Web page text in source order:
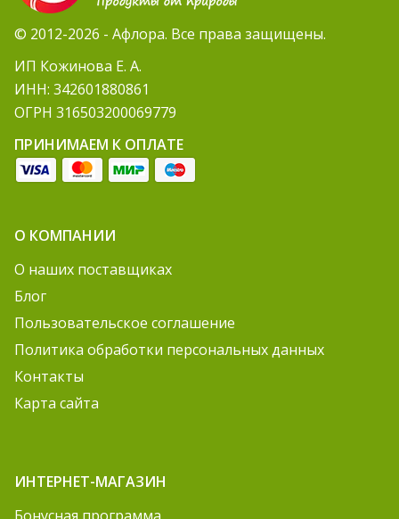
© 2012-2026 - Афлора. Все права защищены.
ИП Кожинова Е. А.
ИНН: 342601880861
ОГРН 316503200069779
ПРИНИМАЕМ К ОПЛАТЕ
О КОМПАНИИ
О наших поставщиках
Блог
Пользовательское соглашение
Политика обработки персональных данных
Контакты
Карта сайта
ИНТЕРНЕТ-МАГАЗИН